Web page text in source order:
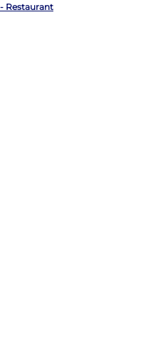
Restaurant